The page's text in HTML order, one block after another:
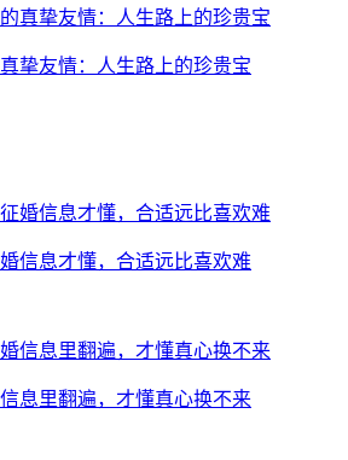
挚友情：人生路上的珍贵宝
信息才懂，合适远比喜欢难
息里翻遍，才懂真心换不来